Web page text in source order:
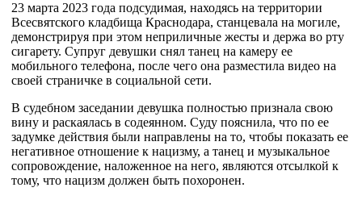
23 марта 2023 года подсудимая, находясь на территории
Всесвятского кладбища Краснодара, станцевала на могиле,
демонстрируя при этом неприличные жесты и держа во рту
сигарету. Супруг девушки снял танец на камеру ее
мобильного телефона, после чего она разместила видео на
своей страничке в социальной сети.
В судебном заседании девушка полностью признала свою
вину и раскаялась в содеянном. Суду пояснила, что по ее
задумке действия были направлены на то, чтобы показать ее
негативное отношение к нацизму, а танец и музыкальное
сопровождение, наложенное на него, являются отсылкой к
тому, что нацизм должен быть похоронен.